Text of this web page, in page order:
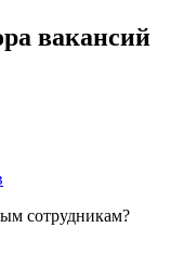
вакансий
сотрудникам?